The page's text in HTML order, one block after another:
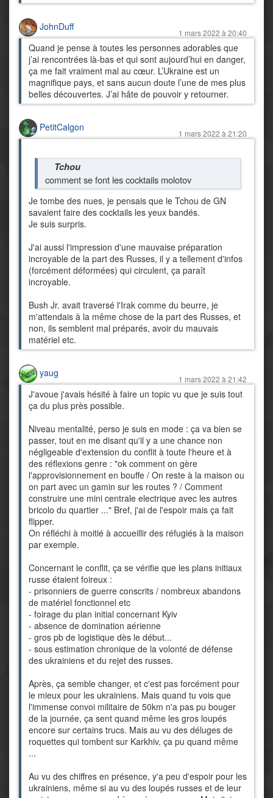
JohnDuff
1 mars 2022 à 20:40
Quand je pense à toutes les personnes adorables que
j’ai rencontrées là-bas et qui sont aujourd’hui en danger,
ça me fait vraiment mal au cœur. L’Ukraine est un
magnifique pays, et sans aucun doute l’une de mes plus
belles découvertes. J’ai hâte de pouvoir y retourner.
PetitCalgon
1 mars 2022 à 21:20
Tchou
comment se font les cocktails molotov
Je tombe des nues, je pensais que le Tchou de GN
savaient faire des cocktails les yeux bandés.
Je suis surpris.
J'ai aussi l'impression d'une mauvaise préparation
incroyable de la part des Russes, il y a tellement d'infos
(forcément déformées) qui circulent, ça paraît
incroyable.
Bush Jr. avait traversé l'Irak comme du beurre, je
m'attendais à la même chose de la part des Russes, et
non, ils semblent mal préparés, avoir du mauvais
matériel etc.
yaug
1 mars 2022 à 21:42
J'avoue j'avais hésité à faire un topic vu que je suis tout
ça du plus près possible.
Niveau mentalité, perso je suis en mode : ça va bien se
passer, tout en me disant qu'il y a une chance non
négligeable d'extension du conflit à toute l'heure et à
des réflexions genre : "ok comment on gère
l'approvisionnement en bouffe / On reste à la maison ou
on part avec un gamin sur les routes ? / Comment
construire une mini centrale electrique avec les autres
bricolo du quartier ..." Bref, j'ai de l'espoir mais ça fait
flipper.
On réfléchi à moitié à accueillir des réfugiés à la maison
par exemple.
Concernant le conflit, ça se vérifie que les plans initiaux
russe étaient foireux :
- prisonniers de guerre conscrits / nombreux abandons
de matériel fonctionnel etc
- foirage du plan initial concernant Kyiv
- absence de domination aérienne
- gros pb de logistique dès le début...
- sous estimation chronique de la volonté de défense
des ukrainiens et du rejet des russes.
Après, ça semble changer, et c'est pas forcément pour
le mieux pour les ukrainiens. Mais quand tu vois que
l'immense convoi militaire de 50km n'a pas pu bouger
de la journée, ça sent quand même les gros loupés
encore sur certains trucs. Mais au vu des déluges de
roquettes qui tombent sur Karkhiv, ça pu quand même
...
Au vu des chiffres en présence, y'a peu d'espoir pour les
ukrainiens, même si au vu des loupés russes et de leur